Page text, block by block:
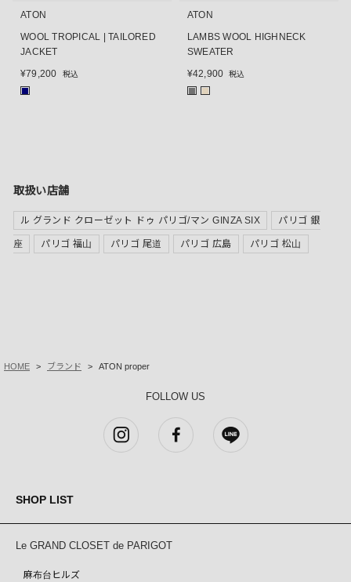
ATON
WOOL TROPICAL | TAILORED
JACKET
¥79,200 税込
ATON
LAMBS WOOL HIGHNECK
SWEATER
¥42,900 税込
取扱い店舗
ル グランド クローゼット ドゥ パリゴ/マン GINZA SIX パリゴ 銀
座 パリゴ 福山 パリゴ 尾道 パリゴ 広島 パリゴ 松山
HOME ブランド ATON proper
FOLLOW US
SHOP LIST
Le GRAND CLOSET de PARIGOT
麻布台ヒルズ